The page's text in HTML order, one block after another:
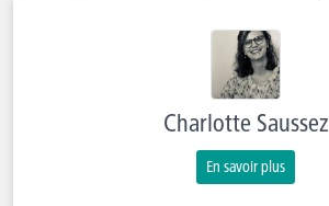
Charlotte Saussez
En savoir plus